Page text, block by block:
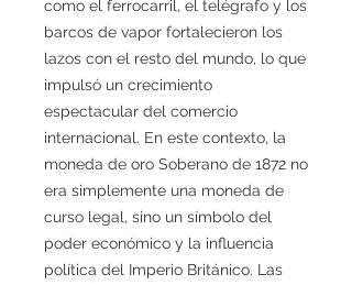
como el ferrocarril, el telégrafo y los
barcos de vapor fortalecieron los
lazos con el resto del mundo, lo que
impulsó un crecimiento
espectacular del comercio
internacional. En este contexto, la
moneda de oro Soberano de 1872 no
era simplemente una moneda de
curso legal, sino un símbolo del
poder económico y la influencia
política del Imperio Británico. Las